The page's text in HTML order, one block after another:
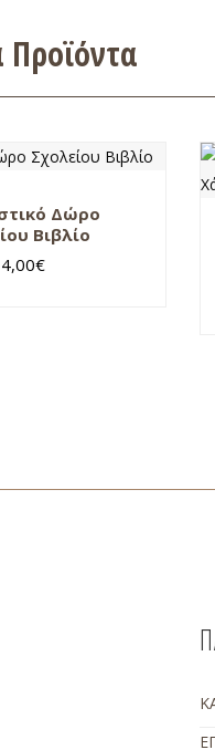
Δώρο
Βιβλίο
€